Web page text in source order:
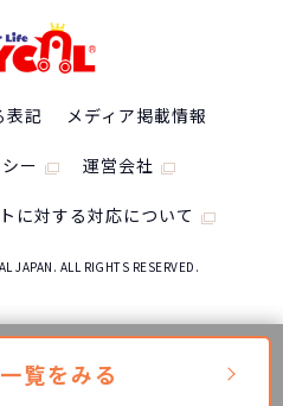
円/月
カットなど予想しない出来
換えることができるの
て乗り換えが可能です。
型式
GT5
出力
表記 メディア掲載情報
ー 運営会社
に対する対応について
JAPAN. ALL RIGHTS RESERVED.
覧をみる